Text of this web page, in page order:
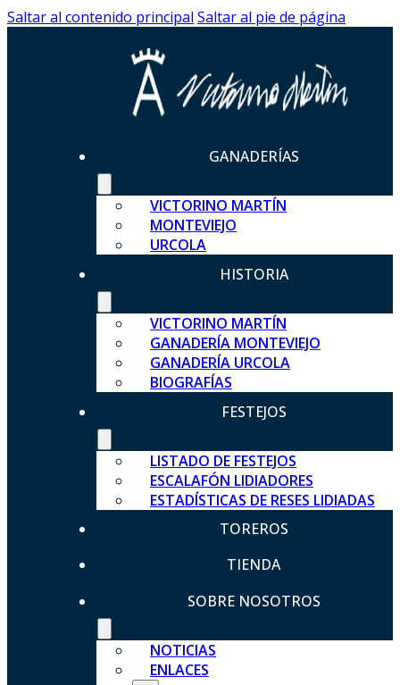
Saltar al contenido principal Saltar al pie de página
GANADERÍAS
VICTORINO MARTÍN
MONTEVIEJO
URCOLA
HISTORIA
VICTORINO MARTÍN
GANADERÍA MONTEVIEJO
GANADERÍA URCOLA
BIOGRAFÍAS
FESTEJOS
LISTADO DE FESTEJOS
ESCALAFÓN LIDIADORES
ESTADÍSTICAS DE RESES LIDIADAS
TOREROS
TIENDA
SOBRE NOSOTROS
NOTICIAS
ENLACES